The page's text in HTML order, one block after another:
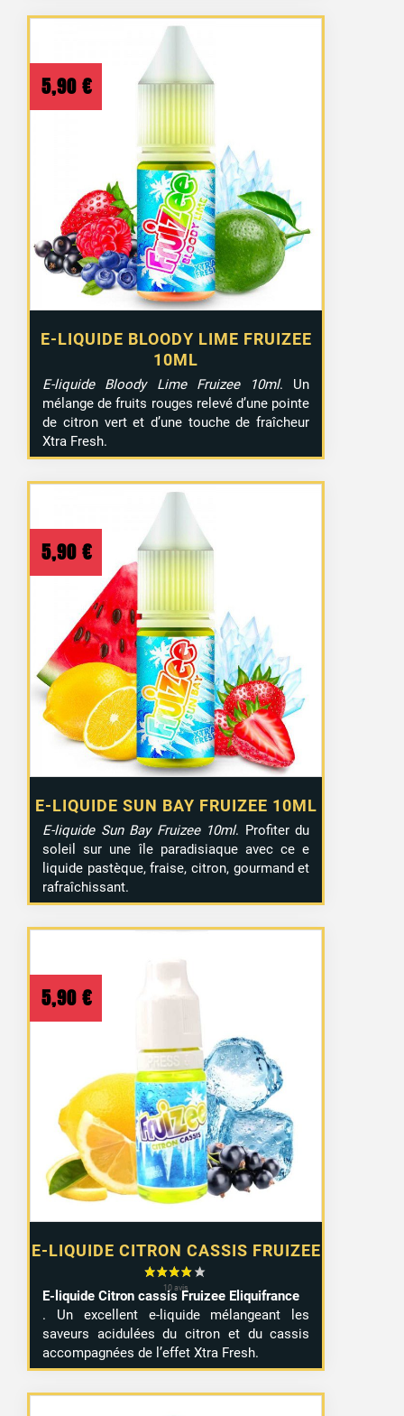
E-LIQUIDE BLOODY LIME FRUIZEE
10ML
5,90 €
E-liquide Bloody Lime Fruizee 10ml. Un
mélange de fruits rouges relevé d’une pointe
de citron vert et d’une touche de fraîcheur
Xtra Fresh.
E-LIQUIDE SUN BAY FRUIZEE 10ML
5,90 €
E-liquide Sun Bay Fruizee 10ml. Profiter du
soleil sur une île paradisiaque avec ce e
liquide pastèque, fraise, citron, gourmand et
rafraîchissant.
E-LIQUIDE CITRON CASSIS FRUIZEE
5,90 €
E-liquide Citron cassis Fruizee Eliquifrance
. Un excellent e-liquide mélangeant les
saveurs acidulées du citron et du cassis
accompagnées de l’effet Xtra Fresh.